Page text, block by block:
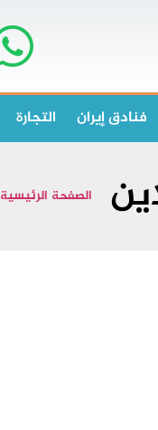
فنادق إيران التجارة
الصفحة الرئيسية